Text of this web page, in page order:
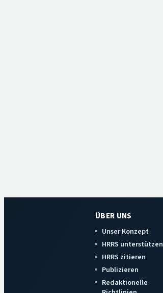
ÜBER UNS
Unser Konzept
HRRS unterstützen
HRRS zitieren
Publizieren
Redaktionelle